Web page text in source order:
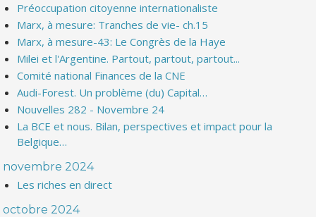
Préoccupation citoyenne internationaliste
Marx, à mesure: Tranches de vie- ch.15
Marx, à mesure-43: Le Congrès de la Haye
Milei et l'Argentine. Partout, partout, partout...
Comité national Finances de la CNE
Audi-Forest. Un problème (du) Capital…
Nouvelles 282 - Novembre 24
La BCE et nous. Bilan, perspectives et impact pour la
Belgique…
novembre 2024
Les riches en direct
octobre 2024